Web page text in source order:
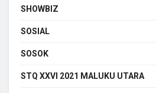
SHOWBIZ
SOSIAL
SOSOK
STQ XXVI 2021 MALUKU UTARA